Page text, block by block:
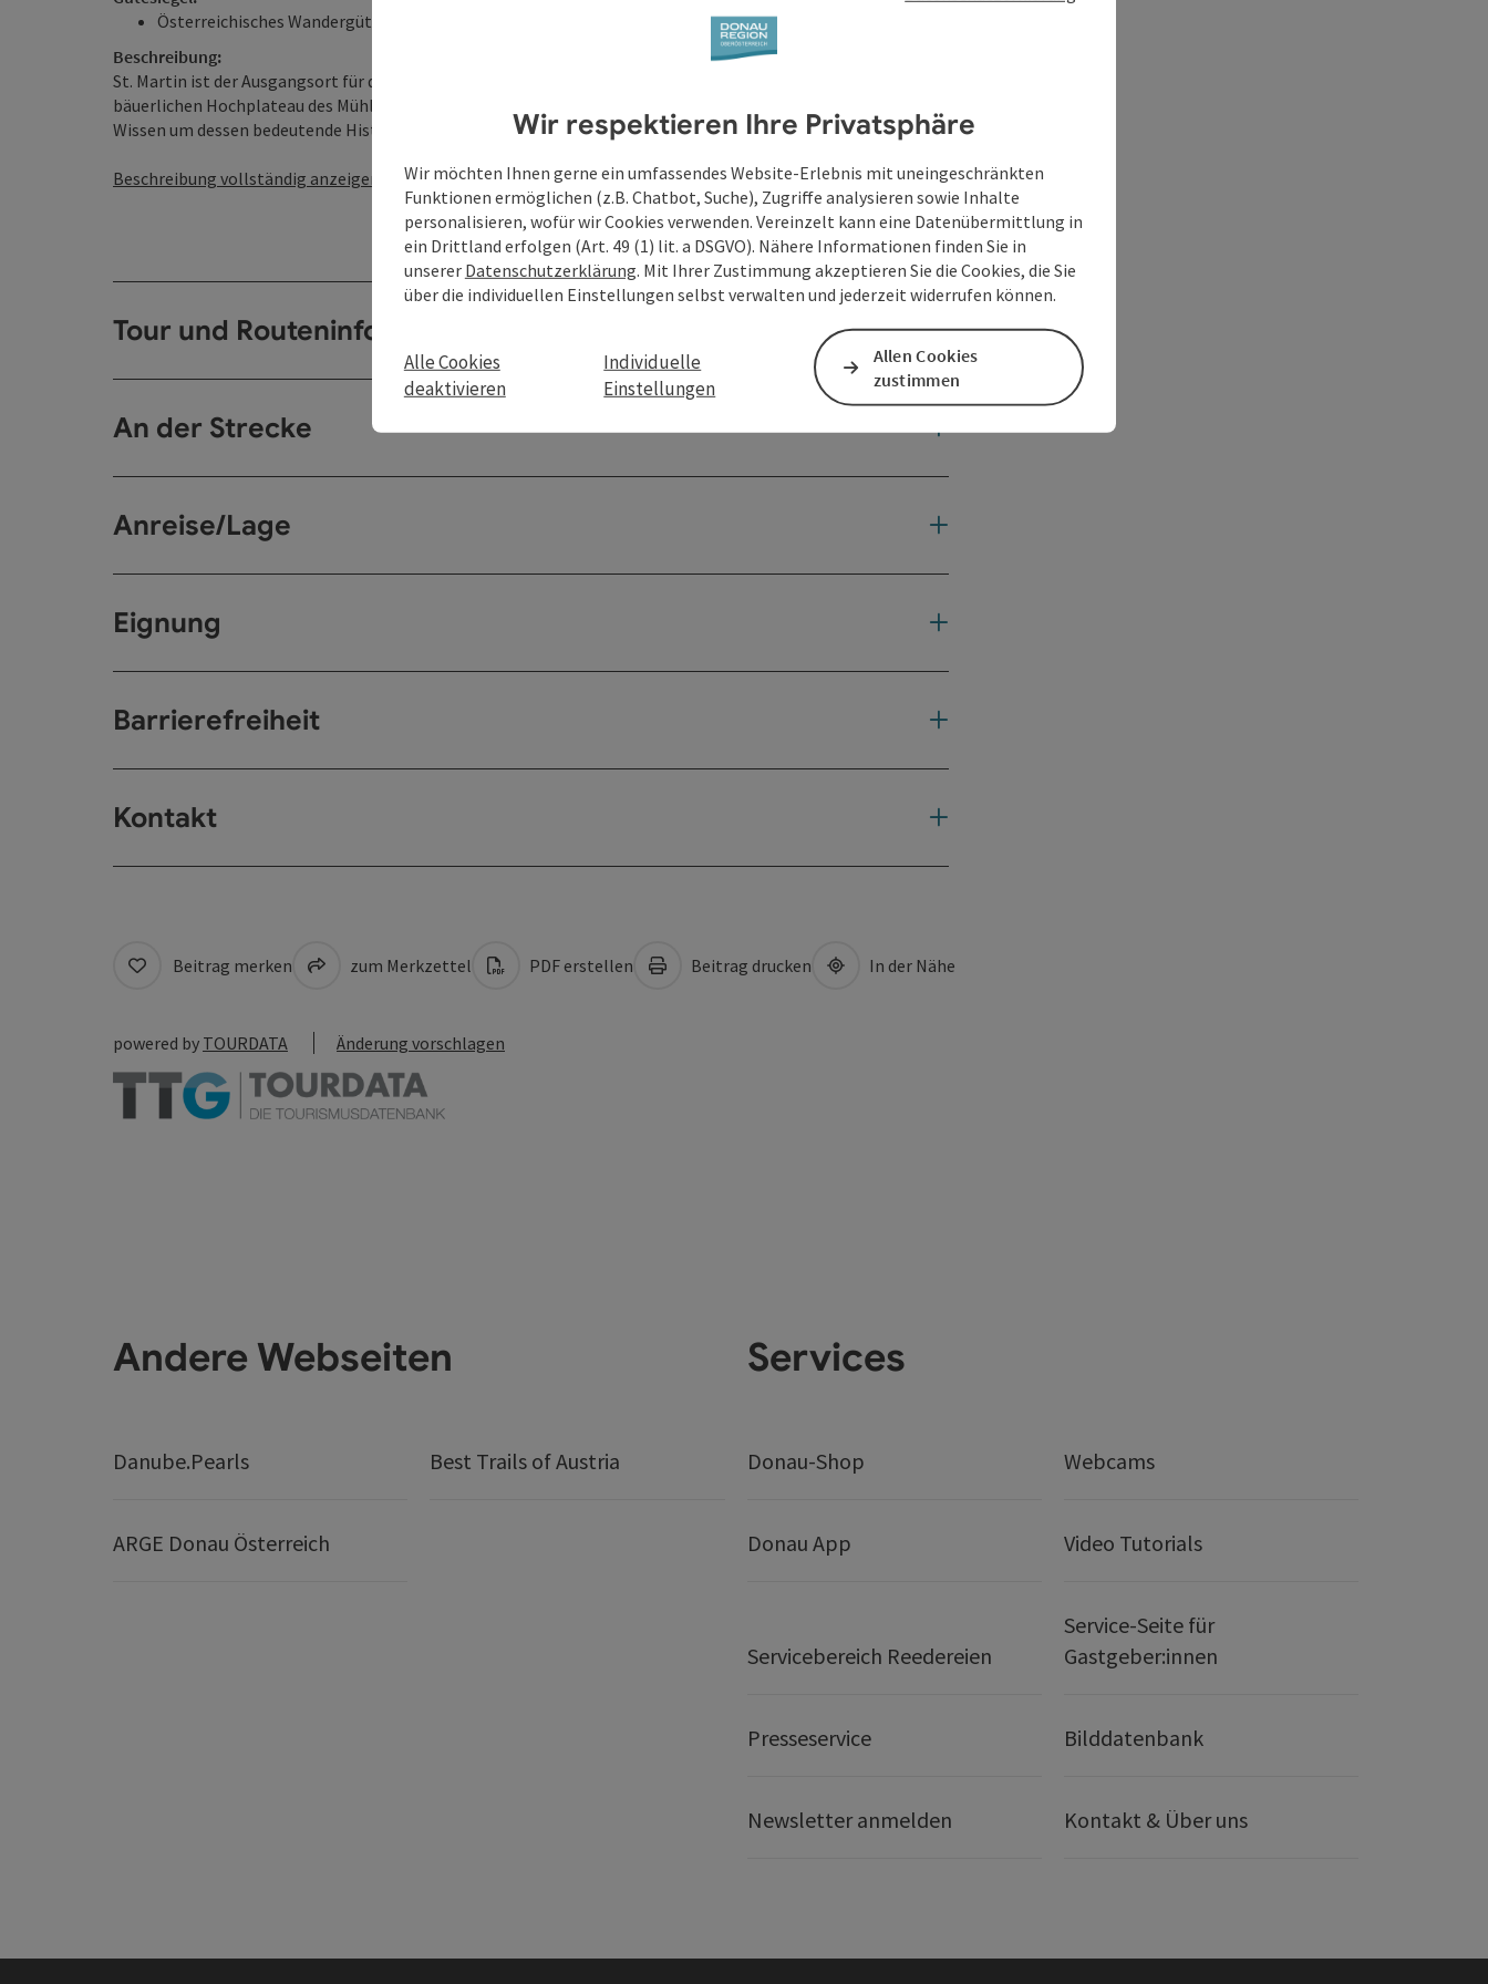
Österreichisches Wandergütesiegel
Beschreibung:
St. Martin ist der Ausgangsort für diese genussvolle Donausteig-Etappe. Das idyllische Dorf liegt erhaben am
bäuer­lichen Hoch­plateau des Mühlviertler Hochlandes. Seine Besonderheit eröffnet sich jedoch erst mit dem
Wissen um dessen bedeutende Historie – ein Dorf, das ...
Beschreibung vollständig anzeigen
Tour und Routeninformationen
An der Strecke
Anreise/Lage
Eignung
Barrierefreiheit
Kontakt
Beitrag merken zum Merkzettel PDF erstellen Beitrag drucken In der Nähe
powered by TOURDATA Änderung vorschlagen
Andere Webseiten
Danube.Pearls Best Trails of Austria
ARGE Donau Österreich
Services
Donau-Shop Webcams
Donau App Video Tutorials
Servicebereich Reedereien
Service-Seite für
Gastgeber:innen
Presseservice Bilddatenbank
Newsletter anmelden Kontakt & Über uns
Wir respektieren Ihre Privatsphäre
Wir möchten Ihnen gerne ein umfassendes Website-Erlebnis mit uneingeschränkten
Funktionen ermöglichen (z.B. Chatbot, Suche), Zugriffe analysieren sowie Inhalte
personalisieren, wofür wir Cookies verwenden. Vereinzelt kann eine Datenübermittlung in
ein Drittland erfolgen (Art. 49 (1) lit. a DSGVO). Nähere Informationen finden Sie in
unserer Datenschutzerklärung. Mit Ihrer Zustimmung akzeptieren Sie die Cookies, die Sie
über die individuellen Einstellungen selbst verwalten und jederzeit widerrufen können.
Alle Cookies
deaktivieren
Individuelle
Einstellungen
Allen Cookies
zustimmen